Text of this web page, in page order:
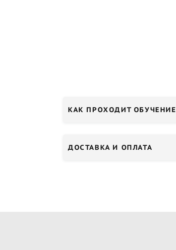
КАК ПРОХОДИТ ОБУЧЕНИЕ
ДОСТАВКА И ОПЛАТА